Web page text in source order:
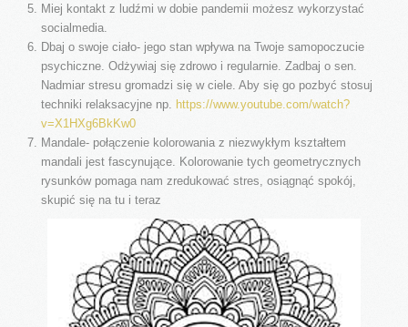
Miej kontakt z ludźmi w dobie pandemii możesz wykorzystać
socialmedia.
Dbaj o swoje ciało- jego stan wpływa na Twoje samopoczucie
psychiczne. Odżywiaj się zdrowo i regularnie. Zadbaj o sen.
Nadmiar stresu gromadzi się w ciele. Aby się go pozbyć stosuj
techniki relaksacyjne np. https://www.youtube.com/watch?
v=X1HXg6BkKw0
Mandale- połączenie kolorowania z niezwykłym kształtem
mandali jest fascynujące. Kolorowanie tych geometrycznych
rysunków pomaga nam zredukować stres, osiągnąć spokój,
skupić się na tu i teraz